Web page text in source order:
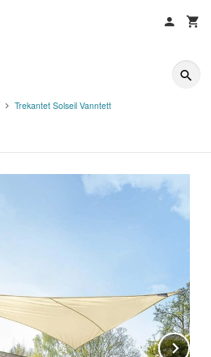
Trekantet Solseil Vanntett